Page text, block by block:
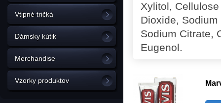
Vtipné tričká
Dámsky kútik
Merchandise
Vzorky produktov
Xylitol,
Dioxide,
Sodium Citrate,
Eugenol.